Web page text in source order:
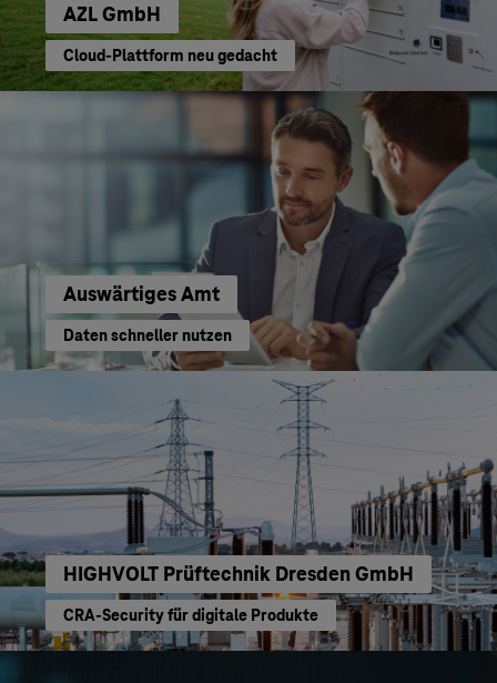
AZL GmbH
Cloud-Plattform neu gedacht
Auswärtiges Amt
Daten schneller nutzen
HIGHVOLT Prüftechnik Dresden GmbH
CRA-Security für digitale Produkte